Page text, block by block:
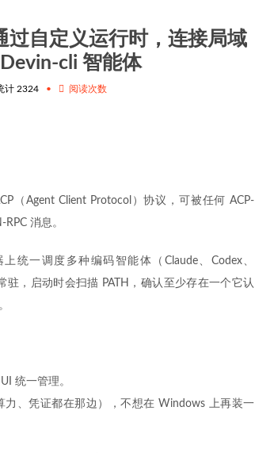
自定义运行时，连接局域
cli 智能体
计 2324 • 阅读次数
（Agent Client Protocol）协议，可被任何 ACP-
消息。
统一调度多种编码智能体（Claude、Codex、
，启动时会扫描 PATH，确认至少存在一个它认
统一管理。
力、凭证都在那边），不想在 Windows 上再装一